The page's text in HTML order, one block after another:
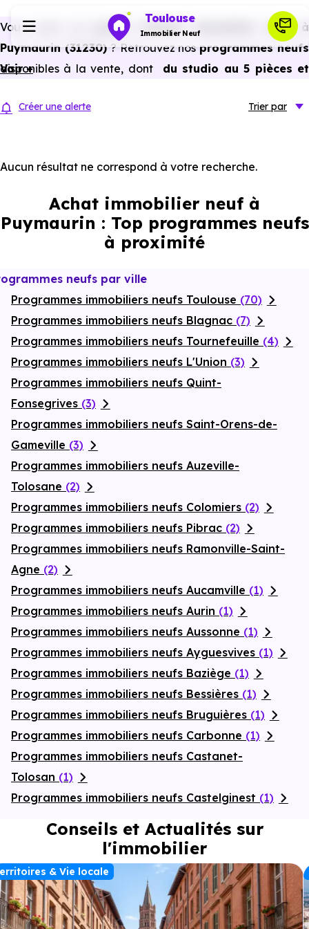
Toulouse
Immobilier Neuf
Investir
Actualités
Financer
Vous avez un
projet d’achat immobilier neuf à
Puymaurin (31230)? Retrouvez nos programmes neufs
disponibles à la vente, dont
du studio au 5 pièces et
avantages du neuf :PTZ, TVA réduitedans certains cas,
énergétiques, garanties constructeur, etc.
Voir +
Créer une alerte Trier par
Aucun résultat ne correspond à votre recherche.
Achat immobilier neuf à
Puymaurin : Top programmes neufs
à proximité
neufs par ville
Programmes immobiliers neufs Toulouse (70)
Programmes immobiliers neufs Blagnac (7)
Programmes immobiliers neufs Tournefeuille (4)
Programmes immobiliers neufs L'Union (3)
Programmes immobiliers neufs Quint-
Fonsegrives (3)
Programmes immobiliers neufs Saint-Orens-de-
Gameville (3)
Programmes immobiliers neufs Auzeville-
Tolosane (2)
Programmes immobiliers neufs Colomiers (2)
Programmes immobiliers neufs Pibrac (2)
Programmes immobiliers neufs Ramonville-Saint-
Agne (2)
Programmes immobiliers neufs Aucamville (1)
Programmes immobiliers neufs Aurin (1)
Programmes immobiliers neufs Aussonne (1)
Programmes immobiliers neufs Ayguesvives (1)
Programmes immobiliers neufs Baziège (1)
Programmes immobiliers neufs Bessières (1)
Programmes immobiliers neufs Bruguières (1)
Programmes immobiliers neufs Carbonne (1)
Programmes immobiliers neufs Castanet-
Tolosan (1)
Programmes immobiliers neufs Castelginest (1)
Conseils et Actualités sur
l'immobilier
& Vie locale